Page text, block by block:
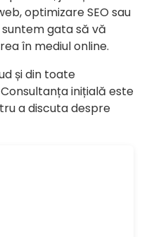
optimizare SEO sau
gata să vă
în mediul online.
și din toate
inițială este
a discuta despre